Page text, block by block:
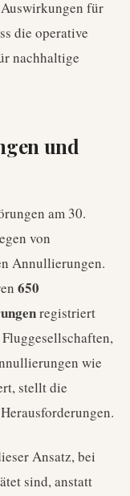
für
die operative
nachhaltige
und
am 30.
von
Annullierungen.
650
registriert
wie
stellt die
Ansatz, bei
sind, anstatt